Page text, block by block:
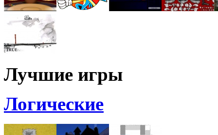
Лучшие игры
Логические